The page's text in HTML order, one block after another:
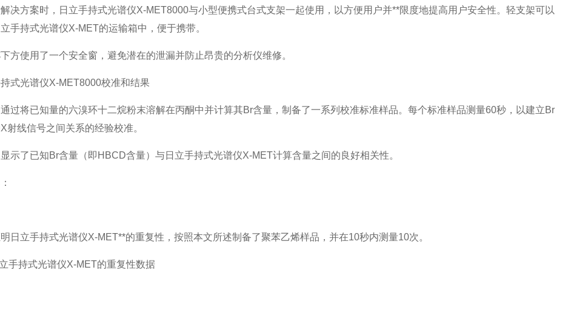
决方案时，日立手持式光谱仪X-MET8000与小型便携式台式支架一起使用，以方便用户并**限度地提高用户安全性。轻支架可以
手持式光谱仪X-MET的运输箱中，便于携带。
方使用了一个安全窗，避免潜在的泄漏并防止昂贵的分析仪维修。
持式光谱仪X-MET8000校准和结果
过将已知量的六溴环十二烷粉末溶解在丙酮中并计算其Br含量，制备了一系列校准标准样品。每个标准样品测量60秒，以建立Br
射线信号之间关系的经验校准。
示了已知Br含量（即HBCD含量）与日立手持式光谱仪X-MET计算含量之间的良好相关性。
日立手持式光谱仪X-MET**的重复性，按照本文所述制备了聚苯乙烯样品，并在10秒内测量10次。
手持式光谱仪X-MET的重复性数据